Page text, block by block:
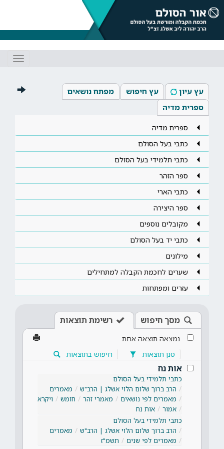
עץ עיון עץ חיפוש
מפתח נושאים
ספרית מדיה
ספרית מדיה
כתבי בעל הסולם
כתבי תלמידי בעל הסולם
ספר הזהר
כתבי הארי
ספר היצירה
מקובלים נוספים
כתבי יד בעל הסולם
מילונים
שערים לחכמת הקבלה למתחילים
עזרים ומפתחות
מסך חיפוש רשימת תוצאות
נמצאה תוצאה אחת
סנן תוצאות
חיפוש בתוצאות
אות נח
כתבי תלמידי בעל הסולם
הרב ברוך שלום הלוי אשלג | הרב"ש
מאמרים
מאמרים לפי נושאים
מאמרי זהר חומש
ויקרא
אמור
אות נח
כתבי תלמידי בעל הסולם
הרב ברוך שלום הלוי אשלג | הרב"ש
מאמרים
מאמרים לפי שנים
תשמ"ז